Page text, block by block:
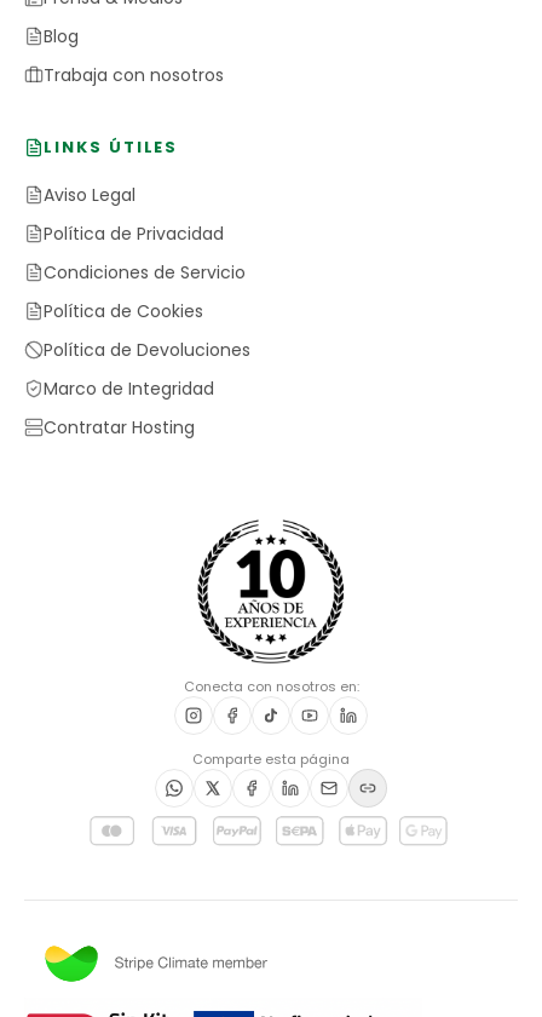
Blog
Trabaja con nosotros
LINKS ÚTILES
Aviso Legal
Política de Privacidad
Condiciones de Servicio
Política de Cookies
Política de Devoluciones
Marco de Integridad
Contratar Hosting
Conecta con nosotros en:
Comparte esta página